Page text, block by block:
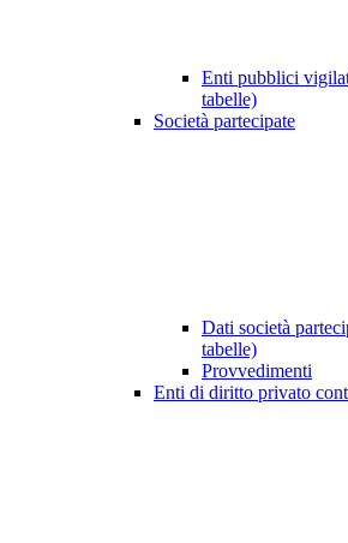
Enti pubblici
tabelle)
Società partecipate
Dati società
tabelle)
Provvedimenti
Enti di diritto privato